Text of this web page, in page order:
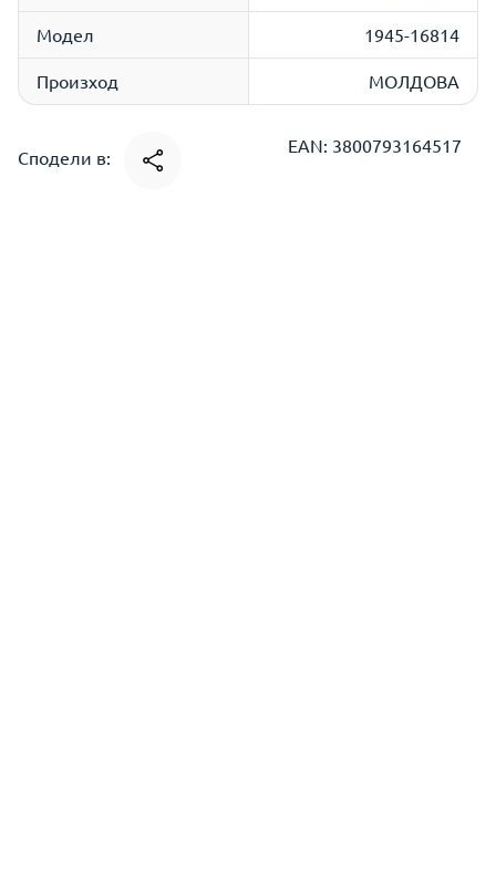
Модел 1945-16814
Произход МОЛДОВА
Сподели в:
EAN: 3800793164517